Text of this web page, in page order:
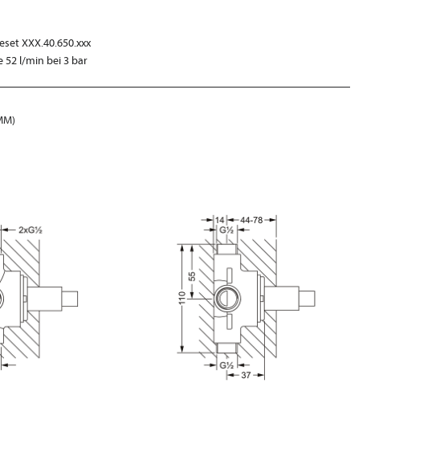
XXX.40.650.xxx
52 l/min bei 3 bar